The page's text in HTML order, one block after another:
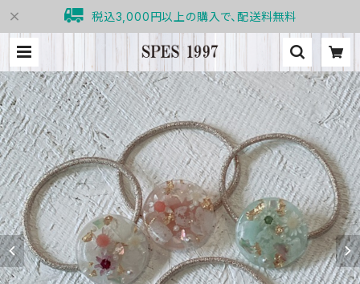
税込3,000円以上の購入で、配送料無料